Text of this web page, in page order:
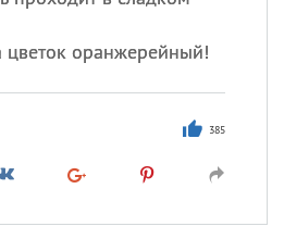
цветок оранжерейный!
385